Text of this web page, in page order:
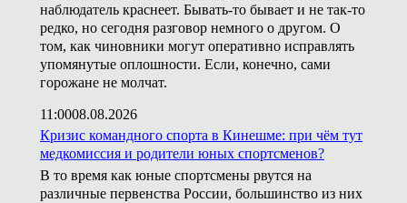
наблюдатель краснеет. Бывать-то бывает и не так-то
редко, но сегодня разговор немного о другом. О
том, как чиновники могут оперативно исправлять
упомянутые оплошности. Если, конечно, сами
горожане не молчат.
11:0008.08.2026
Кризис командного спорта в Кинешме: при чём тут
медкомиссия и родители юных спортсменов?
В то время как юные спортсмены рвутся на
различные первенства России, большинство из них